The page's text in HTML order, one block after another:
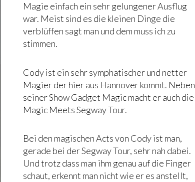
Magie einfach ein sehr gelungener Ausflug
war. Meist sind es die kleinen Dinge die
verblüffen sagt man und dem muss ich zu
stimmen.
Cody ist ein sehr symphatischer und netter
Magier der hier aus Hannover kommt. Neben
seiner Show Gadget Magic macht er auch die
Magic Meets Segway Tour.
Bei den magischen Acts von Cody ist man,
gerade bei der Segway Tour, sehr nah dabei.
Und trotz dass man ihm genau auf die Finger
schaut, erkennt man nicht wie er es anstellt,